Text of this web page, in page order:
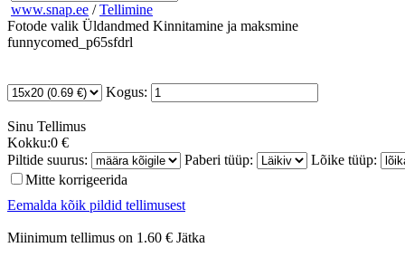
www.snap.ee / Tellimine
Fotode valik Üldandmed Kinnitamine ja maksmine
funnycomed_p65sfdrl
Kogus:
Sinu Tellimus
Kokku:0 €
Piltide suurus:
Paberi tüüp:
Lõike tüüp:
Mitte korrigeerida
Eemalda kõik pildid tellimusest
Miinimum tellimus on 1.60 € Jätka